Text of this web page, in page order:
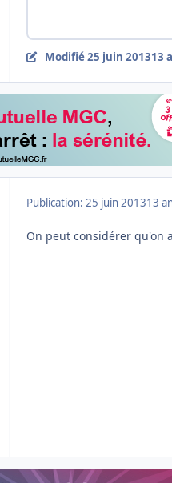
Modifié25 juin 201313
Publication: 25 juin 201313
On peut considérer qu'on